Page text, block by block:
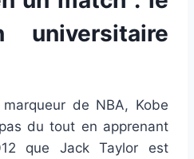
universitaire
de NBA, Kobe
du tout en apprenant
que Jack Taylor est